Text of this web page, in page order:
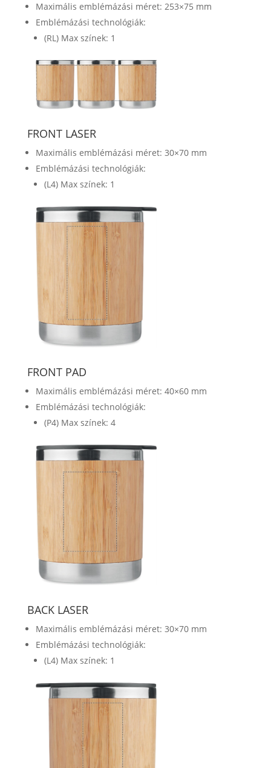
Maximális emblémázási méret: 253×75 mm
Emblémázási technológiák:
(RL) Max színek: 1
FRONT LASER
Maximális emblémázási méret: 30×70 mm
Emblémázási technológiák:
(L4) Max színek: 1
FRONT PAD
Maximális emblémázási méret: 40×60 mm
Emblémázási technológiák:
(P4) Max színek: 4
BACK LASER
Maximális emblémázási méret: 30×70 mm
Emblémázási technológiák:
(L4) Max színek: 1